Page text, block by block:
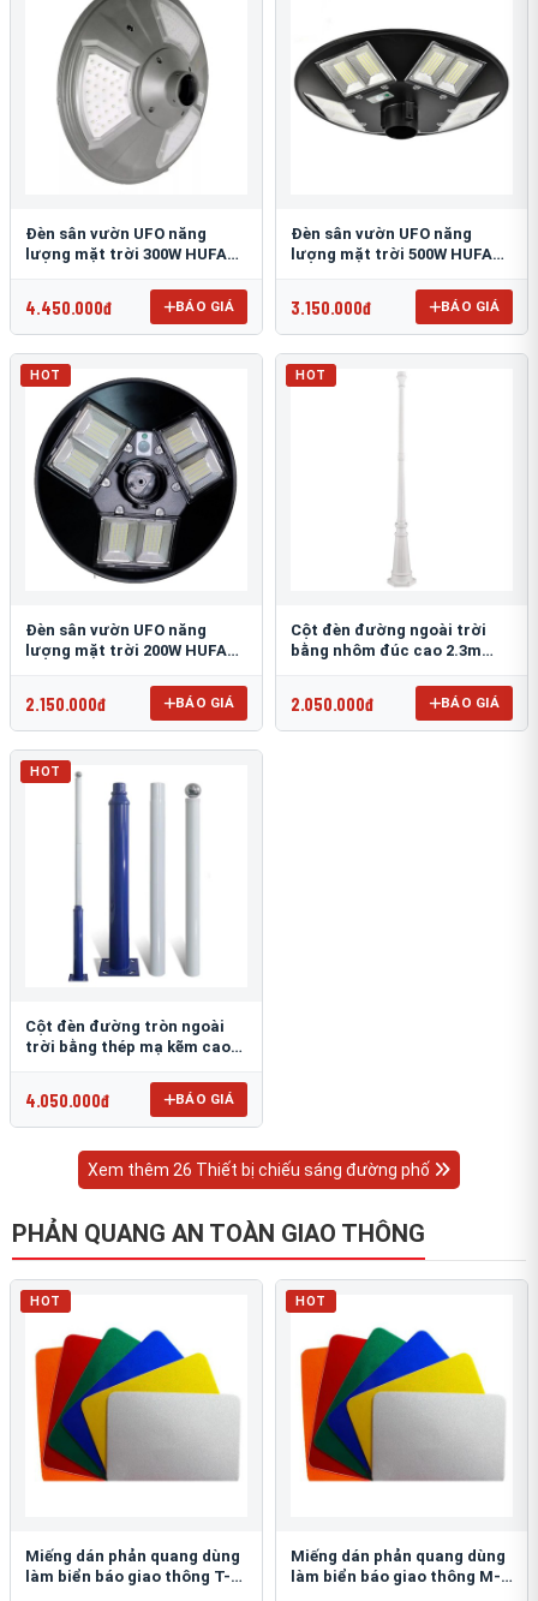
Đèn sân vườn UFO năng
lượng mặt trời 300W HUFA
4.450.000đ BÁO GIÁ
Đèn sân vườn UFO năng
lượng mặt trời 500W HUFA
3.150.000đ BÁO GIÁ
HOT
Đèn sân vườn UFO năng
lượng mặt trời 200W HUFA
2.150.000đ BÁO GIÁ
HOT
Cột đèn đường ngoài trời
bằng nhôm đúc cao 2.3m
2.050.000đ BÁO GIÁ
HOT
Cột đèn đường tròn ngoài
trời bằng thép mạ kẽm cao
4.050.000đ BÁO GIÁ
Xem thêm 26 Thiết bị chiếu sáng đường phố
PHẢN QUANG AN TOÀN GIAO THÔNG
HOT
Miếng dán phản quang dùng
làm biển báo giao thông T-
HOT
Miếng dán phản quang dùng
làm biển báo giao thông M-